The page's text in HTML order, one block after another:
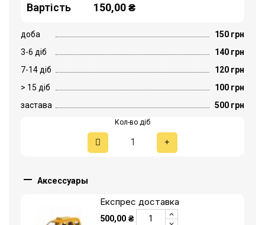
Вартість 150,00 ₴
доба
150 грн
3-6 діб
140 грн
7-14 діб
120 грн
> 15 діб
100 грн
застава
500 грн
Кол-во діб
 Аксессуары
Експрес доставка
500,00 ₴